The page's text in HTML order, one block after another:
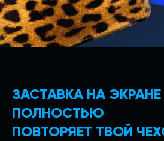
ЗАСТАВКА НА ЭКРАНЕ
ПОЛНОСТЬЮ
ПОВТОРЯЕТ ТВОЙ